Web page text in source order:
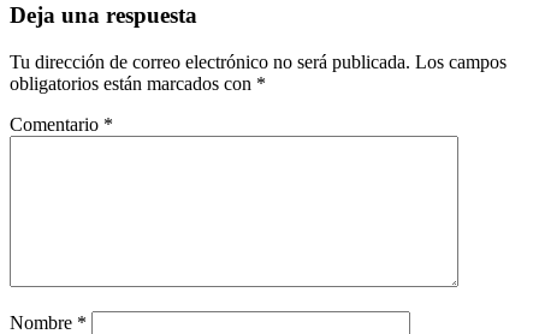
Deja una respuesta
Tu dirección de correo electrónico no será publicada. Los campos
obligatorios están marcados con *
Comentario *
Nombre *